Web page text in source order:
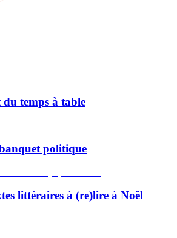
du temps à table
politique
littéraires à (re)lire à Noël